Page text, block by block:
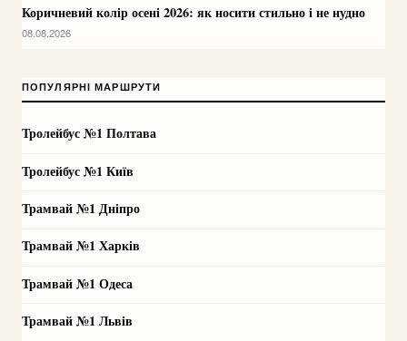
Коричневий колір осені 2026: як носити стильно і не нудно
08.08.2026
ПОПУЛЯРНІ МАРШРУТИ
Тролейбус №1 Полтава
Тролейбус №1 Київ
Трамвай №1 Дніпро
Трамвай №1 Харків
Трамвай №1 Одеса
Трамвай №1 Львів